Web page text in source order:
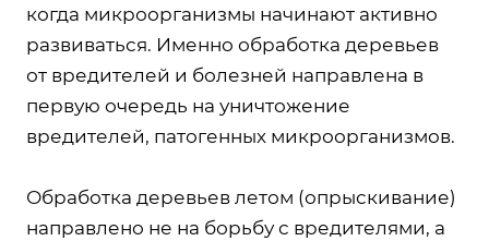
когда микроорганизмы начинают активно
развиваться. Именно обработка деревьев
от вредителей и болезней направлена в
первую очередь на уничтожение
вредителей, патогенных микроорганизмов.
Обработка деревьев летом (опрыскивание)
направлено не на борьбу с вредителями, а